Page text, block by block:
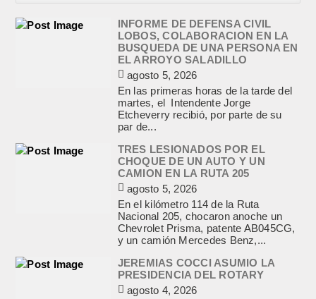
INFORME DE DEFENSA CIVIL
LOBOS, COLABORACION EN LA
BUSQUEDA DE UNA PERSONA EN
EL ARROYO SALADILLO
agosto 5, 2026
En las primeras horas de la tarde del
martes, el Intendente Jorge
Etcheverry recibió, por parte de su
par de...
TRES LESIONADOS POR EL
CHOQUE DE UN AUTO Y UN
CAMION EN LA RUTA 205
agosto 5, 2026
En el kilómetro 114 de la Ruta
Nacional 205, chocaron anoche un
Chevrolet Prisma, patente AB045CG,
y un camión Mercedes Benz,...
JEREMIAS COCCI ASUMIO LA
PRESIDENCIA DEL ROTARY
agosto 4, 2026